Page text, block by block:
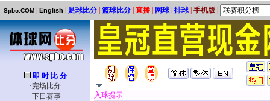
Spbo.COM English 足球比分 篮球比分 直播 网球 排球 手机版
即 时 比 分
·完场比分
·下日赛事
入球提示: